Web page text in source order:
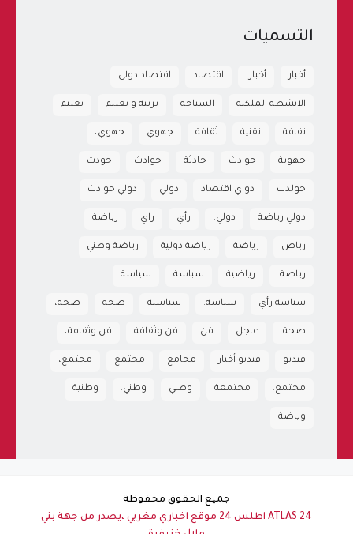
التسميات
أخبار أخبار، اقتصاد اقتصاد دولي
الانشطة الملكية السياحة تربية و تعليم تعليم
تقافة تقنية ثقافة جهوي جهوي،
جهوية جوادث حادثة حوادث حودث
حولدث دواي اقتصاد دولي دولي حوادث
دولي رياضة دولي، رأي راي رباضة
رياض رياضة رياضة دولية رياضة وطني
رياضة. رياضية سباسة سياسة
سياسة رأي سياسة. سياسية صحة صحة،
صحة. عاجل فن فن وثقافة فن وثقافة،
فيديو فيديو أخبار مجامع مجتمع مجتمع،
مجتمع. مجتمعة وطني وطني. وطنية
وياضة
جميع الحقوق محفوظة
ATLAS 24 اطلس 24 موقع اخباري مغربي ،يصدر من جهة بني